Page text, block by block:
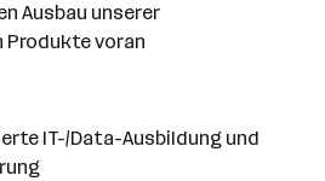
Ausbau unserer
voran
IT-/Data-Ausbildung und